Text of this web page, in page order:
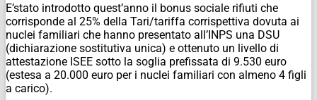
E’stato introdotto quest’anno il bonus sociale rifiuti che
corrisponde al 25% della Tari/tariffa corrispettiva dovuta ai
nuclei familiari che hanno presentato all’INPS una DSU
(dichiarazione sostitutiva unica) e ottenuto un livello di
attestazione ISEE sotto la soglia prefissata di 9.530 euro
(estesa a 20.000 euro per i nuclei familiari con almeno 4 figli
a carico).